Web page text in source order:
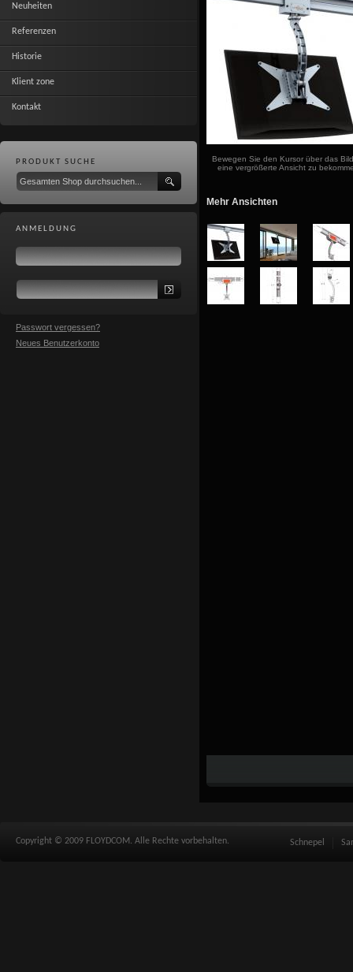
Neuheiten
Referenzen
Historie
Klient zone
Kontakt
PRODUKT SUCHE
ANMELDUNG
Passwort vergessen?
Neues Benutzerkonto
Bewegen Sie den Kursor über das
eine vergrößerte Ansicht zu
Mehr Ansichten
Copyright © 2009 FLOYDCOM. Alle Rechte vorbehalten. Schnepel